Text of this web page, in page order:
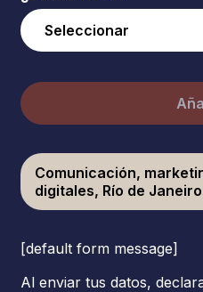
Comunicación,
digitales, Río de Janeiro
[default form message]
Al enviar tus datos,